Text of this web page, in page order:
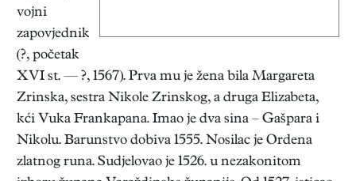
vojni
zapovjednik
(?, početak
XVI st. — ?, 1567). Prva mu je žena bila Margareta
Zrinska, sestra Nikole Zrinskog, a druga Elizabeta,
kći Vuka Frankapana. Imao je dva sina – Gašpara i
Nikolu. Barunstvo dobiva 1555. Nosilac je Ordena
zlatnog runa. Sudjelovao je 1526. u nezakonitom